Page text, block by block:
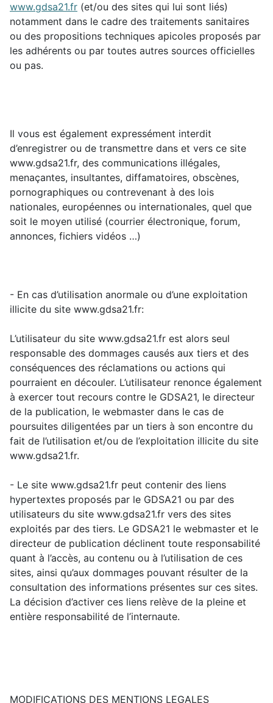
www.gdsa21.fr (et/ou des sites qui lui sont liés)
notamment dans le cadre des traitements sanitaires
ou des propositions techniques apicoles proposés par
les adhérents ou par toutes autres sources officielles
ou pas.
Il vous est également expressément interdit
d’enregistrer ou de transmettre dans et vers ce site
www.gdsa21.fr, des communications illégales,
menaçantes, insultantes, diffamatoires, obscènes,
pornographiques ou contrevenant à des lois
nationales, européennes ou internationales, quel que
soit le moyen utilisé (courrier électronique, forum,
annonces, fichiers vidéos …)
- En cas d’utilisation anormale ou d’une exploitation
illicite du site www.gdsa21.fr:
L’utilisateur du site www.gdsa21.fr est alors seul
responsable des dommages causés aux tiers et des
conséquences des réclamations ou actions qui
pourraient en découler. L’utilisateur renonce également
à exercer tout recours contre le GDSA21, le directeur
de la publication, le webmaster dans le cas de
poursuites diligentées par un tiers à son encontre du
fait de l’utilisation et/ou de l’exploitation illicite du site
www.gdsa21.fr.
- Le site www.gdsa21.fr peut contenir des liens
hypertextes proposés par le GDSA21 ou par des
utilisateurs du site www.gdsa21.fr vers des sites
exploités par des tiers. Le GDSA21 le webmaster et le
directeur de publication déclinent toute responsabilité
quant à l’accès, au contenu ou à l’utilisation de ces
sites, ainsi qu’aux dommages pouvant résulter de la
consultation des informations présentes sur ces sites.
La décision d’activer ces liens relève de la pleine et
entière responsabilité de l’internaute.
MODIFICATIONS DES MENTIONS LEGALES